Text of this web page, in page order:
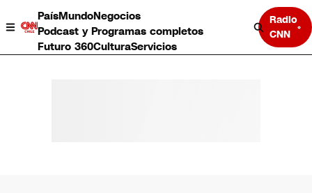
PaísMundoNegocios
Podcast y Programas completos
Futuro 360CulturaServicios
Radio
CNN